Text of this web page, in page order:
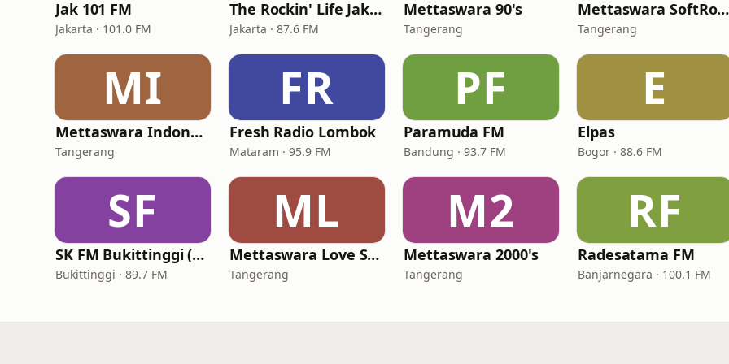
Jak 101 FM
Jakarta · 101.0 FM
The Rockin' Life Jakarta (TRL FM)
Jakarta · 87.6 FM
Mettaswara 90's
Tangerang
Mettaswara SoftRock
Tangerang
MI
Mettaswara Indonesia
Tangerang
FR
Fresh Radio Lombok
Mataram · 95.9 FM
PF
Paramuda FM
Bandung · 93.7 FM
E
Elpas
Bogor · 88.6 FM
SF
SK FM Bukittinggi (Suara Kencana FM)
Bukittinggi · 89.7 FM
ML
Mettaswara Love Song
Tangerang
M2
Mettaswara 2000's
Tangerang
RF
Radesatama FM
Banjarnegara · 100.1 FM